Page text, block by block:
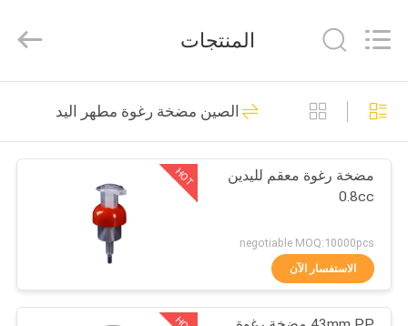
منزل،
بيت
منتجات
معلومات
Industry
Rights
مضخة محلول بلاستيك
80
93
المنتجات
الصين مضخة رغوة مطهر اليد
HOT
مضخة رغوة معقم لليدين
0.8cc
negotiable MOQ:10000pcs
الاستفسار الآن